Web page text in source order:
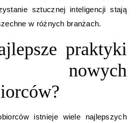
sztucznej inteligencji stają
w różnych branżach.
praktyki
istnieje wiele najlepszych